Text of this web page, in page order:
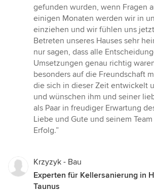
gefunden wurden, wenn Fragen
einigen Monaten werden wir in
einziehen und wir fühlen uns
Betreten unseres Hauses sehr
nur sagen, dass alle
Umsetzungen genau richtig
besonders auf die Freundschaft
die sich in dieser Zeit entwickelt
und wünschen ihm und seiner
als Paar in freudiger Erwartung
Liebe und Gute und seinem
Erfolg.”
Krzyzyk - Bau
Experten für Kellersanierung in
Taunus